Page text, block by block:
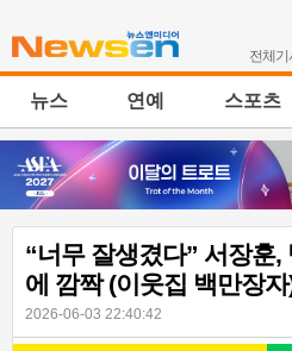
전체기
뉴스 연예 스포츠
“너무 잘생겼다” 서장훈,
에 깜짝 (이웃집 백만장
2026-06-03 22:40:42